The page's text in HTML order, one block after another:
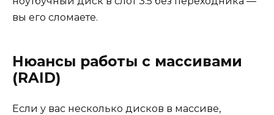
вы его сломаете.
Нюансы работы с массивами
(RAID)
Если у вас несколько дисков в массиве,